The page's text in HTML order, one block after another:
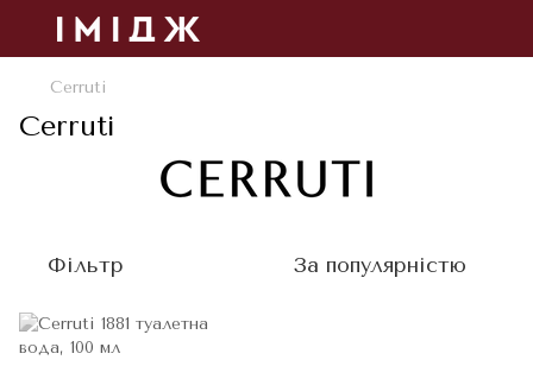
Cerruti
Cerruti
Фільтр За популярністю